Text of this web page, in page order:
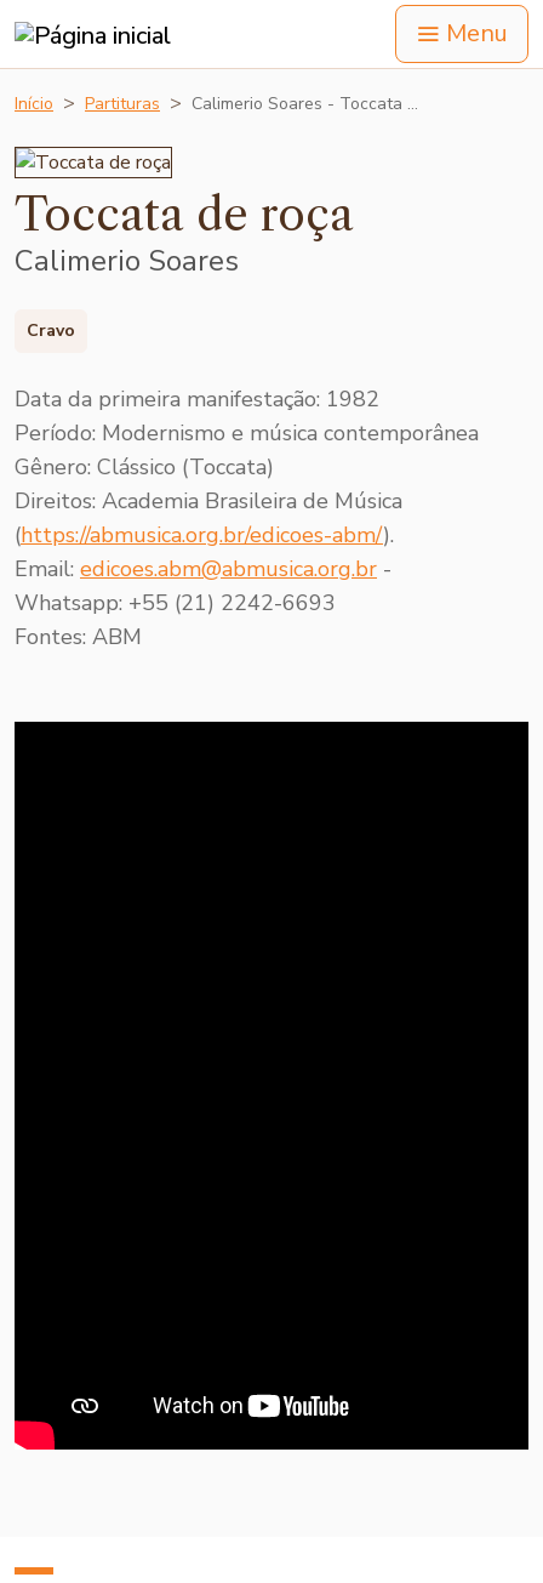
Menu
Início Partituras Calimerio Soares - Toccata …
Toccata de roça
Calimerio Soares
Cravo
Data da primeira manifestação: 1982
Período: Modernismo e música contemporânea
Gênero: Clássico (Toccata)
Direitos: Academia Brasileira de Música
(https://abmusica.org.br/edicoes-abm/).
Email: edicoes.abm@abmusica.org.br -
Whatsapp: +55 (21) 2242-6693
Fontes: ABM